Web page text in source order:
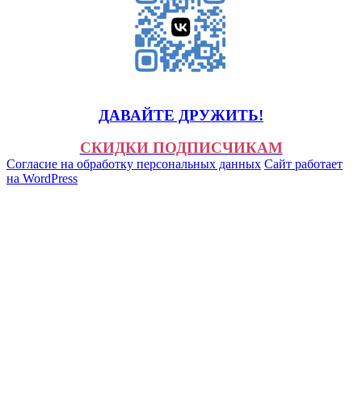
ДАВАЙТЕ ДРУЖИТЬ!
СКИДКИ ПОДПИСЧИКАМ
Согласие на обработку персональных данных Сайт работает
на WordPress